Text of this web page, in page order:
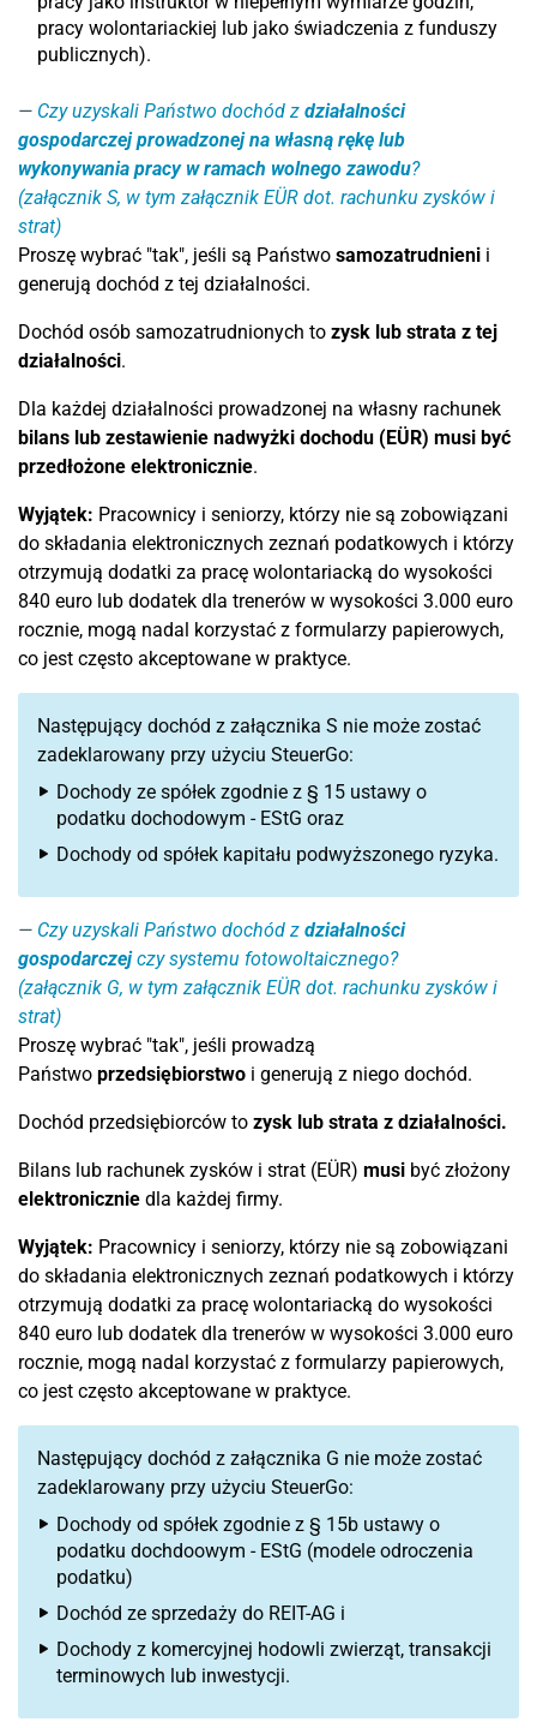
pracy wolontariackiej lub jako świadczenia z funduszy
publicznych).
Czy uzyskali Państwo dochód z działalności
gospodarczej prowadzonej na własną rękę lub
wykonywania pracy w ramach wolnego zawodu?
(załącznik S, w tym załącznik EÜR dot. rachunku zysków i
strat)
Proszę wybrać "tak", jeśli są Państwo samozatrudnieni i
generują dochód z tej działalności.
Dochód osób samozatrudnionych to zysk lub strata z tej
działalności.
Dla każdej działalności prowadzonej na własny rachunek
bilans lub zestawienie nadwyżki dochodu (EÜR) musi być
przedłożone elektronicznie.
Wyjątek: Pracownicy i seniorzy, którzy nie są zobowiązani
do składania elektronicznych zeznań podatkowych i którzy
otrzymują dodatki za pracę wolontariacką do wysokości
840 euro lub dodatek dla trenerów w wysokości 3.000 euro
rocznie, mogą nadal korzystać z formularzy papierowych,
co jest często akceptowane w praktyce.
Następujący dochód z załącznika S nie może zostać
zadeklarowany przy użyciu SteuerGo:
Dochody ze spółek zgodnie z § 15 ustawy o
podatku dochodowym - EStG oraz
Dochody od spółek kapitału podwyższonego ryzyka.
Czy uzyskali Państwo dochód z działalności
gospodarczejczy systemu fotowoltaicznego?
(załącznik G, w tym załącznik EÜR dot. rachunku zysków i
strat)
Proszę wybrać "tak", jeśli prowadzą
Państwo przedsiębiorstwo i generują z niego dochód.
Dochód przedsiębiorców to zysk lub strata z działalności.
Bilans lub rachunek zysków i strat (EÜR) musi być złożony
elektronicznie dla każdej firmy.
Wyjątek: Pracownicy i seniorzy, którzy nie są zobowiązani
do składania elektronicznych zeznań podatkowych i którzy
otrzymują dodatki za pracę wolontariacką do wysokości
840 euro lub dodatek dla trenerów w wysokości 3.000 euro
rocznie, mogą nadal korzystać z formularzy papierowych,
co jest często akceptowane w praktyce.
Następujący dochód z załącznika G nie może zostać
zadeklarowany przy użyciu SteuerGo:
Dochody od spółek zgodnie z § 15b ustawy o
podatku dochdoowym - EStG (modele odroczenia
podatku)
Dochód ze sprzedaży do REIT-AG i
Dochody z komercyjnej hodowli zwierząt, transakcji
terminowych lub inwestycji.